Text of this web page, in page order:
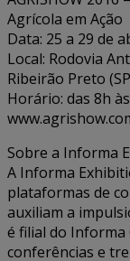
Agrícola em Ação
Data: 25 a 29 de
Local: Rodovia
Ribeirão Preto
Horário: das 8h
Sobre a Informa
A Informa
plataformas de
auxiliam a
é filial do
conferências e